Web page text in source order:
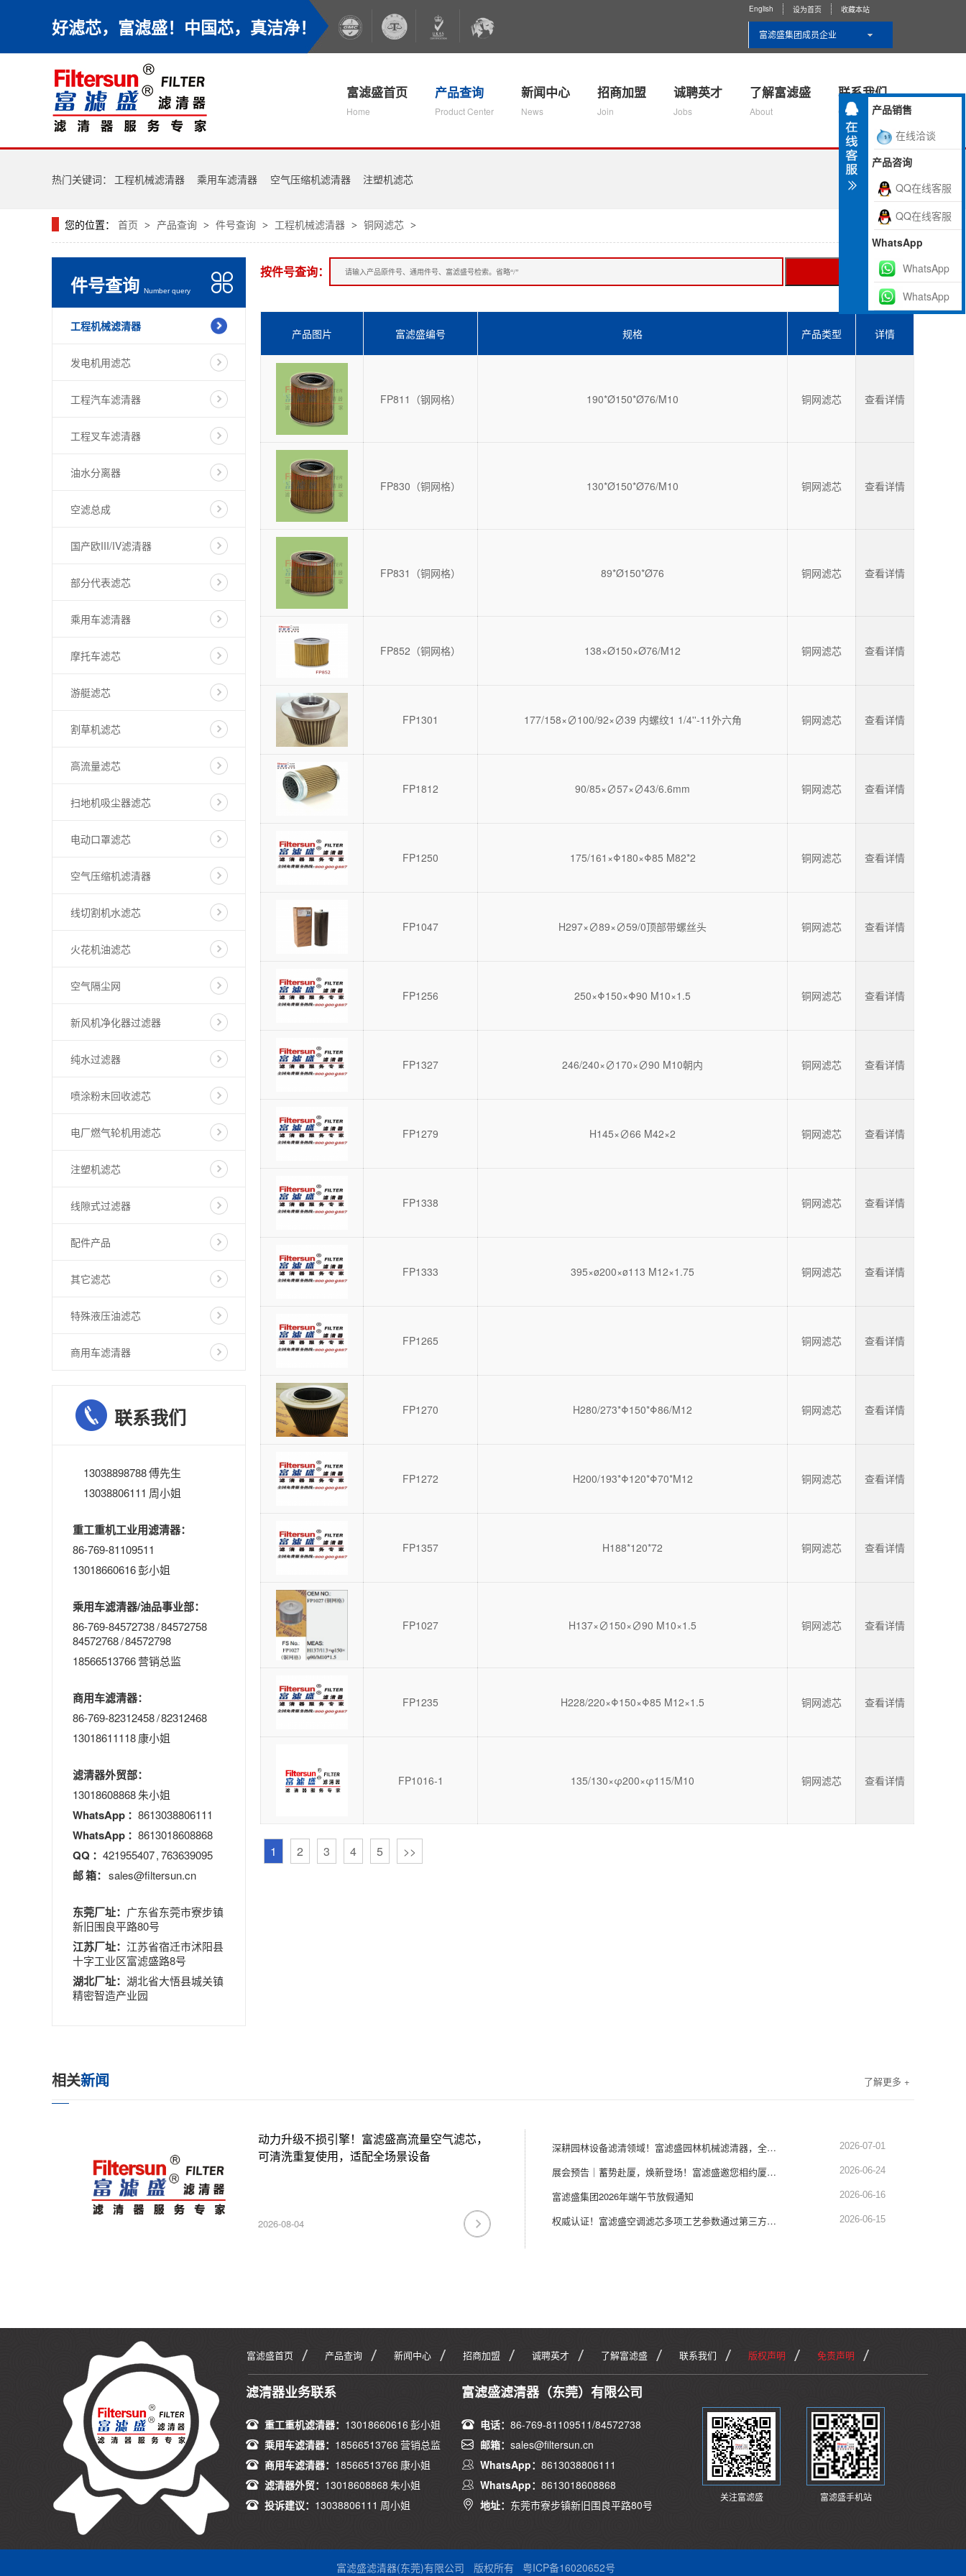
好滤芯，富滤盛！中国芯，真洁净！
English 设为首页 收藏本站
富滤盛集团成员企业
富滤盛首页
Home
产品查询
Product Center
新闻中心
News
招商加盟
Join
诚聘英才
Jobs
了解富滤盛
About
联系我们
Contact Us
热门关键词： 工程机械滤清器 乘用车滤清器 空气压缩机滤清器 注塑机滤芯
您的位置： 首页 > 产品查询 > 件号查询 > 工程机械滤清器 > 铜网滤芯 >
件号查询 Number query
工程机械滤清器
发电机用滤芯
工程汽车滤清器
工程叉车滤清器
油水分离器
空滤总成
国产欧III/IV滤清器
部分代表滤芯
乘用车滤清器
摩托车滤芯
游艇滤芯
割草机滤芯
高流量滤芯
扫地机吸尘器滤芯
电动口罩滤芯
空气压缩机滤清器
线切割机水滤芯
火花机油滤芯
空气隔尘网
新风机净化器过滤器
纯水过滤器
喷涂粉末回收滤芯
电厂燃气轮机用滤芯
注塑机滤芯
线隙式过滤器
配件产品
其它滤芯
特殊液压油滤芯
商用车滤清器
联系我们
13038898788 傅先生
13038806111 周小姐
重工重机工业用滤清器：
86-769-81109511
13018660616 彭小姐
乘用车滤清器/油品事业部：
86-769-84572738 / 84572758
84572768 / 84572798
18566513766 营销总监
商用车滤清器：
86-769-82312458 / 82312468
13018611118 康小姐
滤清器外贸部：
13018608868 朱小姐
WhatsApp ： 8613038806111
WhatsApp ： 8613018608868
QQ ： 421955407 , 763639095
邮 箱： sales@filtersun.cn
东莞厂址： 广东省东莞市寮步镇
新旧围良平路80号
江苏厂址： 江苏省宿迁市沭阳县
十字工业区富滤盛路8号
湖北厂址： 湖北省大悟县城关镇
精密智造产业园
按件号查询：
产品图片 富滤盛编号 规格 产品类型 详情
FP811（钢网格） 190*Ø150*Ø76/M10 铜网滤芯 查看详情
FP830（铜网格） 130*Ø150*Ø76/M10 铜网滤芯 查看详情
FP831（铜网格） 89*Ø150*Ø76 铜网滤芯 查看详情
FP852（铜网格） 138×Ø150×Ø76/M12 铜网滤芯 查看详情
FP1301 177/158×∅100/92×∅39 内螺纹1 1/4''-11外六角 铜网滤芯 查看详情
FP1812 90/85×∅57×∅43/6.6mm 铜网滤芯 查看详情
FP1250 175/161×Φ180×Φ85 M82*2 铜网滤芯 查看详情
FP1047 H297×∅89×∅59/0顶部带螺丝头 铜网滤芯 查看详情
FP1256 250×Φ150×Φ90 M10×1.5 铜网滤芯 查看详情
FP1327 246/240×∅170×∅90 M10朝内 铜网滤芯 查看详情
FP1279 H145×∅66 M42×2 铜网滤芯 查看详情
FP1338 铜网滤芯 查看详情
FP1333 395×ø200×ø113 M12×1.75 铜网滤芯 查看详情
FP1265 铜网滤芯 查看详情
FP1270 H280/273*Φ150*Φ86/M12 铜网滤芯 查看详情
FP1272 H200/193*Φ120*Φ70*M12 铜网滤芯 查看详情
FP1357 H188*120*72 铜网滤芯 查看详情
FP1027 H137×∅150×∅90 M10×1.5 铜网滤芯 查看详情
FP1235 H228/220×Φ150×Φ85 M12×1.5 铜网滤芯 查看详情
FP1016-1 135/130×φ200×φ115/M10 铜网滤芯 查看详情
1 2 3 4 5 >>
相关新闻 了解更多 +
动力升级不损引擎！富滤盛高流量空气滤芯，
可清洗重复使用，适配全场景设备
2026-08-04
深耕园林设备滤清领域！富滤盛园林机械滤清器，全品类适配，品质硬核靠谱 2026-07-01
展会预告｜蓄势赴厦，焕新登场！富滤盛邀您相约厦门工程机械展1451-1452展位 2026-06-24
富滤盛集团2026年端午节放假通知 2026-06-16
权威认证！富滤盛空调滤芯多项工艺参数通过第三方严苛检测，品质再获硬核背书 2026-06-15
富滤盛首页 产品查询 新闻中心 招商加盟 诚聘英才 了解富滤盛 联系我们 版权声明 免责声明
滤清器业务联系
重工重机滤清器： 13018660616 彭小姐
乘用车滤清器： 18566513766 营销总监
商用车滤清器： 18566513766 康小姐
滤清器外贸： 13018608868 朱小姐
投诉建议： 13038806111 周小姐
富滤盛滤清器（东莞）有限公司
电话： 86-769-81109511/84572738
邮箱： sales@filtersun.cn
WhatsApp： 8613038806111
WhatsApp： 8613018608868
地址： 东莞市寮步镇新旧围良平路80号
关注富滤盛 富滤盛手机站
富滤盛滤清器(东莞)有限公司 版权所有 粤ICP备16020652号
产品销售
在线洽谈
产品咨询
QQ在线客服
QQ在线客服
WhatsApp
WhatsApp
WhatsApp